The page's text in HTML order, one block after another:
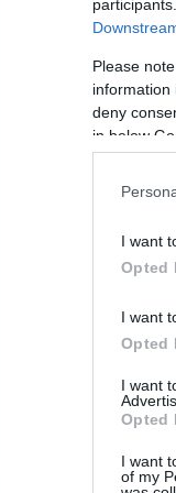
Please
information
deny
in below
I want
Opted
I want
Opted
I want
Opted
I want
of my
úgy vélik, inkább a
Jeff Bezos rámutatott,